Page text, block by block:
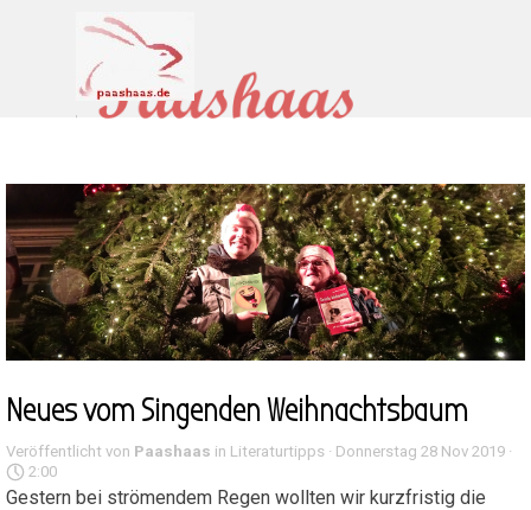
Menü überspringen
Neues vom Singenden Weihnachtsbaum
Veröffentlicht von Paashaas in Literaturtipps · Donnerstag 28 Nov 2019 ·
2:00
Gestern bei strömendem Regen wollten wir kurzfristig die